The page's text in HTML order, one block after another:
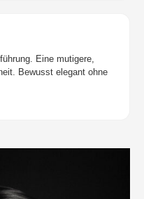
Eine mutigere,
Bewusst elegant ohne